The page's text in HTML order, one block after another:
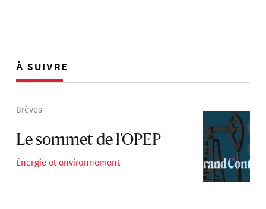
À SUIVRE
Brèves
Le sommet de l’OPEP
Énergie et environnement